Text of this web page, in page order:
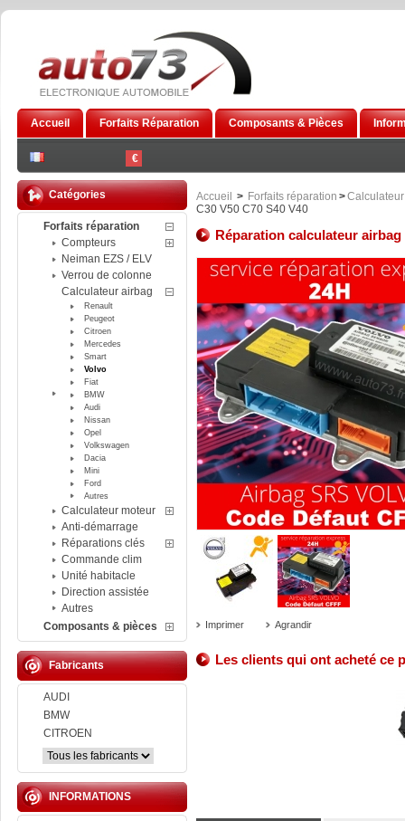
€
Accueil Forfaits Réparation Composants & Pièces
Catégories
Forfaits réparation
Compteurs
Neiman EZS / ELV
Verrou de colonne
Calculateur airbag
Renault
Peugeot
Citroen
Mercedes
Smart
Volvo
Fiat
BMW
Audi
Nissan
Opel
Volkswagen
Dacia
Mini
Ford
Autres
Calculateur moteur
Anti-démarrage
Réparations clés
Commande clim
Unité habitacle
Direction assistée
Autres
Composants & pièces
Fabricants
AUDI
BMW
CITROEN
INFORMATIONS
Accueil > Forfaits réparation >
C30 V50 C70 S40 V40
Réparation calculateur airbag
Imprimer Agrandir
Les clients qui ont acheté ce